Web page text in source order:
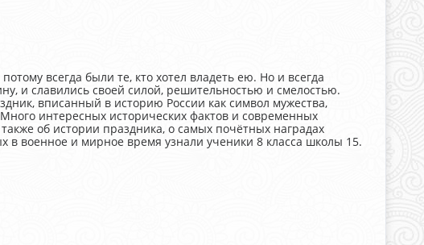
всегда были те, кто хотел владеть ею. Но и всегда
и славились своей силой, решительностью и смелостью.
вписанный в историю России как символ мужества,
интересных исторических фактов и современных
об истории праздника, о самых почётных наградах
в военное и мирное время узнали ученики 8 класса школы 15.